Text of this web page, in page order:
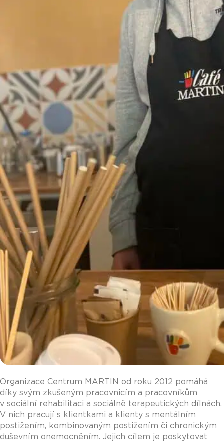
Organizace Centrum MARTIN od roku 2012 pomáhá
díky svým zkušeným pracovnicím a pracovníkům
v sociální rehabilitaci a sociálně terapeutických dílnách.
V nich pracují s klientkami a klienty s mentálním
postižením, kombinovaným postižením či chronickým
duševním onemocněním. Jejich cílem je poskytovat